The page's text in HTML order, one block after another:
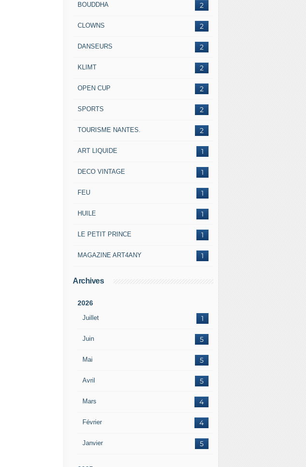
2
BOUDDHA
2
CLOWNS
2
DANSEURS
2
KLIMT
2
OPEN CUP
2
SPORTS
2
TOURISME NANTES.
1
ART LIQUIDE
1
DECO VINTAGE
1
FEU
1
HUILE
1
LE PETIT PRINCE
1
MAGAZINE ART4ANY
Archives
2026
Juillet 1
Juin 5
Mai 5
Avril 5
Mars 4
Février 4
Janvier 5